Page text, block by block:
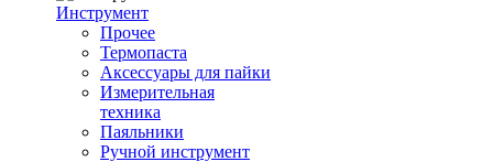
Инструмент
Прочее
Термопаста
Аксессуары для пайки
Измерительная
техника
Паяльники
Ручной инструмент